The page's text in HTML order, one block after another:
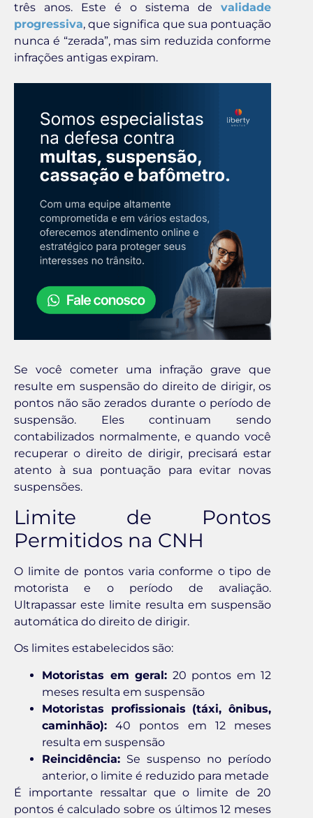
três anos. Este é o sistema de validade
progressiva, que significa que sua pontuação
nunca é “zerada”, mas sim reduzida conforme
infrações antigas expiram.
Se você cometer uma infração grave que
resulte em suspensão do direito de dirigir, os
pontos não são zerados durante o período de
suspensão. Eles continuam sendo
contabilizados normalmente, e quando você
recuperar o direito de dirigir, precisará estar
atento à sua pontuação para evitar novas
suspensões.
Limite de Pontos
Permitidos na CNH
O limite de pontos varia conforme o tipo de
motorista e o período de avaliação.
Ultrapassar este limite resulta em suspensão
automática do direito de dirigir.
Os limites estabelecidos são:
Motoristas em geral: 20 pontos em 12
meses resulta em suspensão
Motoristas profissionais (táxi, ônibus,
caminhão): 40 pontos em 12 meses
resulta em suspensão
Reincidência: Se suspenso no período
anterior, o limite é reduzido para metade
É importante ressaltar que o limite de 20
pontos é calculado sobre os últimos 12 meses